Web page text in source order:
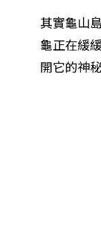
其實龜山
龜正在緩
開它的神